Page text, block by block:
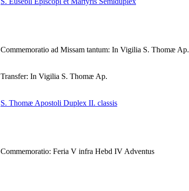
Commemoratio ad Missam tantum: In Vigilia S. Thomæ Ap.
Transfer: In Vigilia S. Thomæ Ap.
S. Thomæ Apostoli Duplex II. classis
Commemoratio: Feria V infra Hebd IV Adventus